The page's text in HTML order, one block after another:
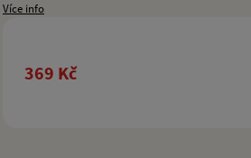
Více info
369 Kč